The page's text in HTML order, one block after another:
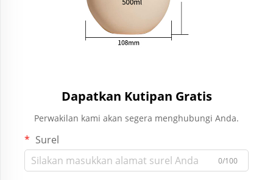
Dapatkan Kutipan Gratis
Perwakilan kami akan segera menghubungi Anda.
Surel
0/100